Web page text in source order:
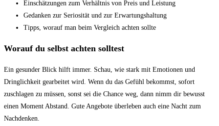
Einschätzungen zum Verhältnis von Preis und Leistung
Gedanken zur Seriosität und zur Erwartungshaltung
Tipps, worauf man beim Vergleich achten sollte
Worauf du selbst achten solltest
Ein gesunder Blick hilft immer. Schau, wie stark mit Emotionen und
Dringlichkeit gearbeitet wird. Wenn du das Gefühl bekommst, sofort
zuschlagen zu müssen, sonst sei die Chance weg, dann nimm dir bewusst
einen Moment Abstand. Gute Angebote überleben auch eine Nacht zum
Nachdenken.